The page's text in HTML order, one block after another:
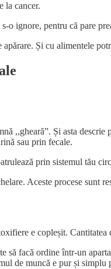
la cancer.
o ignore, pentru că pare
Și cu alimentele
,,gheară”. Și asta
sau prin fecale.
prin sistemul tău
Aceste procese
e copleșit.
să facă ordine într-un
de muncă e pur și simplu